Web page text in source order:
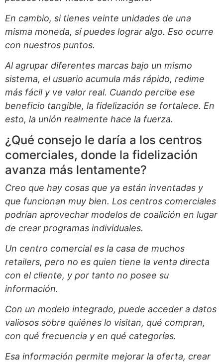
En cambio, si tienes veinte unidades de una
misma moneda, sí puedes lograr algo. Eso ocurre
con nuestros puntos.
Al agrupar diferentes marcas bajo un mismo
sistema, el usuario acumula más rápido, redime
más fácil y ve valor real. Cuando percibe ese
beneficio tangible, la fidelización se fortalece. En
esto, la unión realmente hace la fuerza.
¿Qué consejo le daría a los centros
comerciales, donde la fidelización
avanza más lentamente?
Creo que hay cosas que ya están inventadas y
que funcionan muy bien. Los centros comerciales
podrían aprovechar modelos de coalición en lugar
de crear programas individuales.
Un centro comercial es la casa de muchos
retailers, pero no es quien tiene la venta directa
con el cliente, y por tanto no posee su
información.
Con un modelo integrado, puede acceder a datos
valiosos sobre quiénes lo visitan, qué compran,
con qué frecuencia y en qué categorías.
Esa información permite mejorar la oferta, crear